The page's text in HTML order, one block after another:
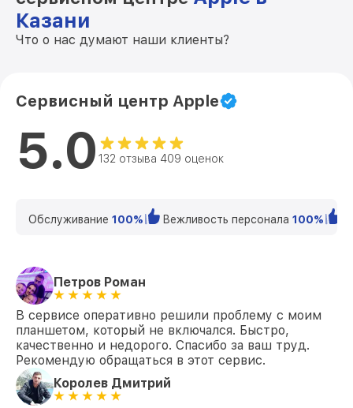
Казани
Что о нас думают наши клиенты?
Сервисный центр Apple
5.0 132 отзыва 409 оценок
Обслуживание 100% Вежливость персонала 100%
Петров Роман
В сервисе оперативно решили проблему с моим
планшетом, который не включался. Быстро,
качественно и недорого. Спасибо за ваш труд.
Рекомендую обращаться в этот сервис.
Королев Дмитрий